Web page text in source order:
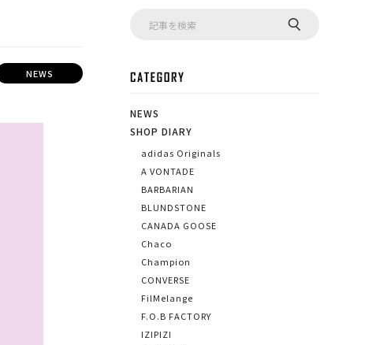
NEWS
NEWS
SHOP DIARY
adidas Originals
A VONTADE
BARBARIAN
BLUNDSTONE
CANADA GOOSE
Chaco
Champion
CONVERSE
FilMelange
F.O.B FACTORY
IZIPIZI